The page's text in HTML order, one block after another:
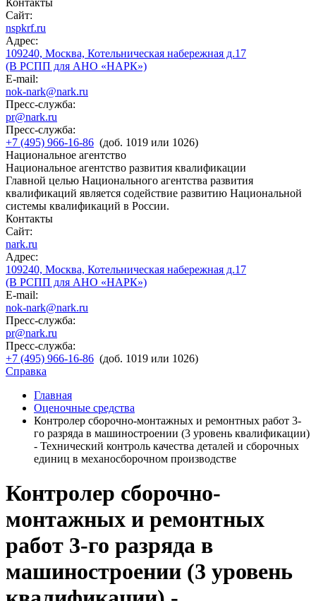
Контакты
Сайт:
nspkrf.ru
Адрес:
109240, Москва, Котельническая набережная д.17
(В РСПП для АНО «НАРК»)
E-mail:
nok-nark@nark.ru
Пресс-служба:
pr@nark.ru
Пресс-служба:
+7 (495) 966-16-86 (доб. 1019 или 1026)
Национальное агентство
Национальное агентство развития квалификации
Главной целью Национального агентства развития
квалификаций является содействие развитию Национальной
системы квалификаций в России.
Контакты
Сайт:
nark.ru
Адрес:
109240, Москва, Котельническая набережная д.17
(В РСПП для АНО «НАРК»)
E-mail:
nok-nark@nark.ru
Пресс-служба:
pr@nark.ru
Пресс-служба:
+7 (495) 966-16-86 (доб. 1019 или 1026)
Справка
Главная
Оценочные средства
Контролер сборочно-монтажных и ремонтных работ 3-
го разряда в машиностроении (3 уровень квалификации)
- Технический контроль качества деталей и сборочных
единиц в механосборочном производстве
Контролер сборочно-
монтажных и ремонтных
работ 3-го разряда в
машиностроении (3 уровень